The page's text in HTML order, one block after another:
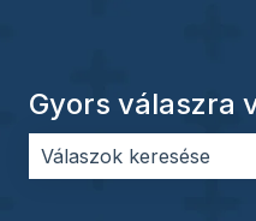
Gyors válaszra